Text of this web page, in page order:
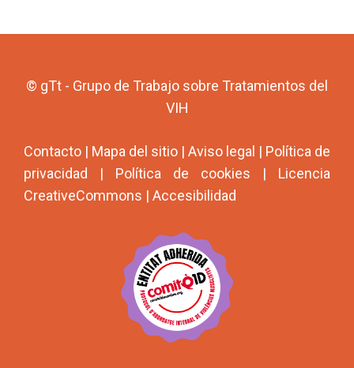
© gTt - Grupo de Trabajo sobre Tratamientos del
VIH
Contacto | Mapa del sitio | Aviso legal | Política de
privacidad | Política de cookies | Licencia
CreativeCommons | Accesibilidad